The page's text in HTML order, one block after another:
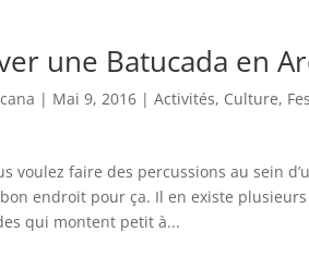
une Batucada en
| Mai 9, 2016 |Activités, Culture,
voulez faire des percussions au sein
endroit pour ça. Il en existe
qui montent petit à...